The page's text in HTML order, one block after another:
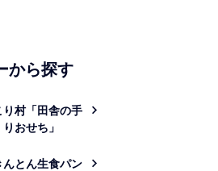
から探す
り村「田舎の手
おせち」
んとん生食パン